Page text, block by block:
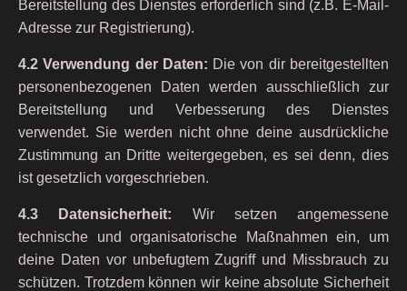
Bereitstellung des Dienstes erforderlich sind (z.B. E-Mail-
Adresse zur Registrierung).
4.2 Verwendung der Daten: Die von dir bereitgestellten
personenbezogenen Daten werden ausschließlich zur
Bereitstellung und Verbesserung des Dienstes
verwendet. Sie werden nicht ohne deine ausdrückliche
Zustimmung an Dritte weitergegeben, es sei denn, dies
ist gesetzlich vorgeschrieben.
4.3 Datensicherheit: Wir setzen angemessene
technische und organisatorische Maßnahmen ein, um
deine Daten vor unbefugtem Zugriff und Missbrauch zu
schützen. Trotzdem können wir keine absolute Sicherheit